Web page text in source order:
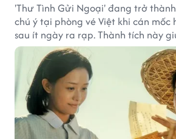
'Thư Tình Gửi Ngoại' đang trở
chú ý tại phòng vé Việt khi cán mốc
sau ít ngày ra rạp. Thành tích này
kỳ vọng ban đầu và duy trì sức hút
tranh của nhiều tác phẩm lớn.